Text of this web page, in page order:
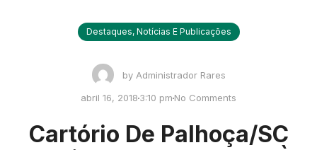
Destaques, Notícias E Publicações
byAdministrador Rares
abril 16, 2018 3:10 pm No Comments
Cartório De Palhoça/SC